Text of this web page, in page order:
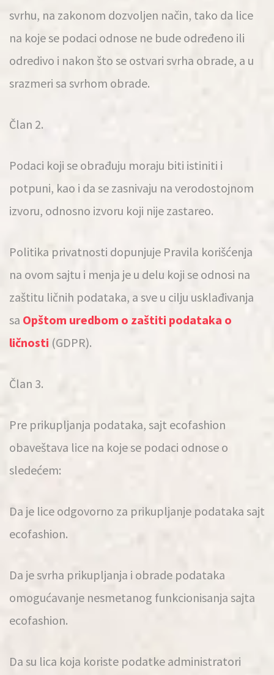
svrhu, na zakonom dozvoljen način, tako da lice
na koje se podaci odnose ne bude određeno ili
odredivo i nakon što se ostvari svrha obrade, a u
srazmeri sa svrhom obrade.
Član 2.
Podaci koji se obrađuju moraju biti istiniti i
potpuni, kao i da se zasnivaju na verodostojnom
izvoru, odnosno izvoru koji nije zastareo.
Politika privatnosti dopunjuje Pravila korišćenja
na ovom sajtu i menja je u delu koji se odnosi na
zaštitu ličnih podataka, a sve u cilju usklađivanja
sa Opštom uredbom o zaštiti podataka o
ličnosti (GDPR).
Član 3.
Pre prikupljanja podataka, sajt ecofashion
obaveštava lice na koje se podaci odnose o
sledećem:
Da je lice odgovorno za prikupljanje podataka sajt
ecofashion.
Da je svrha prikupljanja i obrade podataka
omogućavanje nesmetanog funkcionisanja sajta
ecofashion.
Da su lica koja koriste podatke administratori